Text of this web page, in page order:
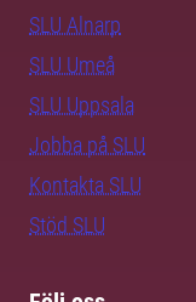
SLU Alnarp
SLU Umeå
SLU Uppsala
Jobba på SLU
Kontakta SLU
Stöd SLU